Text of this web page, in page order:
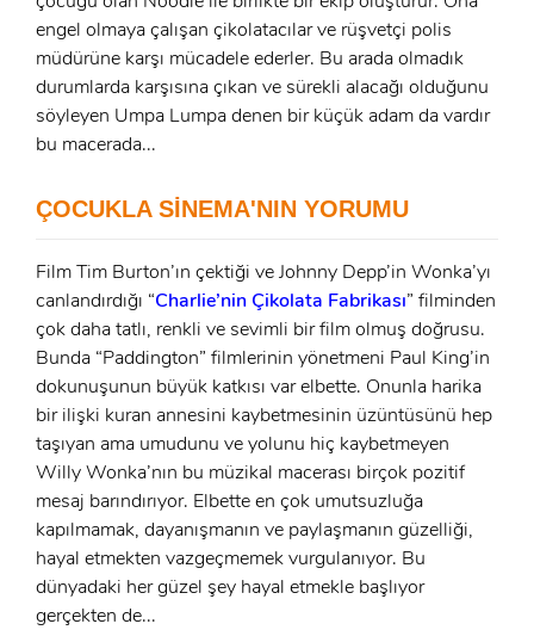
GIRIŞ YAP
E-Posta:
Şifre:
Beni Hatırla Şifremi Unuttum ?
GIRIŞ
x
Ad Soyad:
E-Posta:
Şifre:
ÜYE OL
engel olmaya çalışan çikolatacılar ve rüşvetçi polis
müdürüne karşı mücadele ederler. Bu arada olmadık
durumlarda karşısına çıkan ve sürekli alacağı olduğunu
söyleyen Umpa Lumpa denen bir küçük adam da vardır
bu macerada...
ÇOCUKLA SİNEMA'NIN YORUMU
Film Tim Burton’ın çektiği ve Johnny Depp’in Wonka’yı
canlandırdığı “Charlie’nin Çikolata Fabrikası” filminden
çok daha tatlı, renkli ve sevimli bir film olmuş doğrusu.
Bunda “Paddington” filmlerinin yönetmeni Paul King’in
dokunuşunun büyük katkısı var elbette. Onunla harika
bir ilişki kuran annesini kaybetmesinin üzüntüsünü hep
taşıyan ama umudunu ve yolunu hiç kaybetmeyen
Willy Wonka’nın bu müzikal macerası birçok pozitif
mesaj barındırıyor. Elbette en çok umutsuzluğa
kapılmamak, dayanışmanın ve paylaşmanın güzelliği,
hayal etmekten vazgeçmemek vurgulanıyor. Bu
dünyadaki her güzel şey hayal etmekle başlıyor
gerçekten de...